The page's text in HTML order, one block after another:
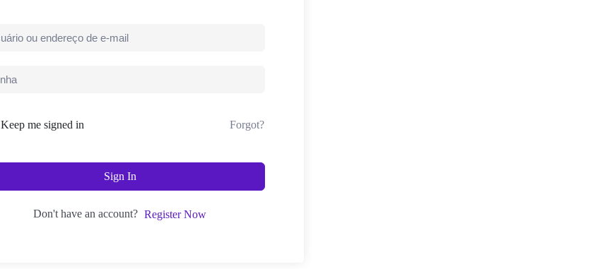
Keep me signed in Forgot?
Sign In
Don't have an account? Register Now